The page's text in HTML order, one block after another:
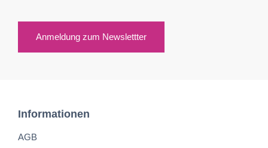
Anmeldung zum Newslettter
Informationen
AGB